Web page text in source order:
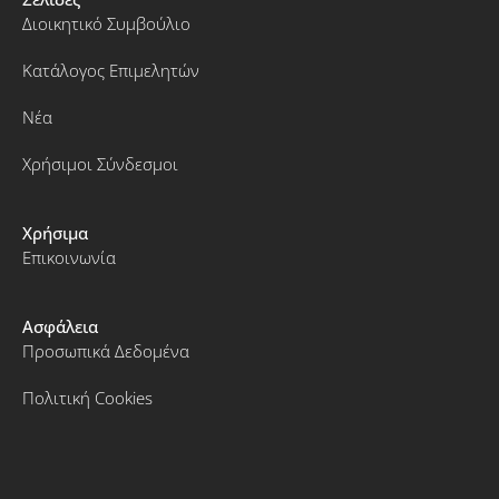
Διοικητικό Συμβούλιο
Κατάλογος Επιμελητών
Νέα
Χρήσιμοι Σύνδεσμοι
Χρήσιμα
Επικοινωνία
Ασφάλεια
Προσωπικά Δεδομένα
Πολιτική Cookies